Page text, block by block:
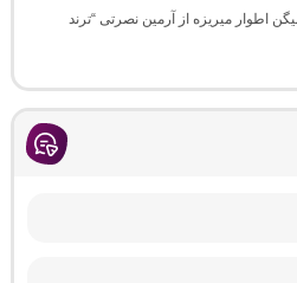
اﻃﻮار ﻣﻴﺮﻳﺰه از آرمین نصرتی “ترند